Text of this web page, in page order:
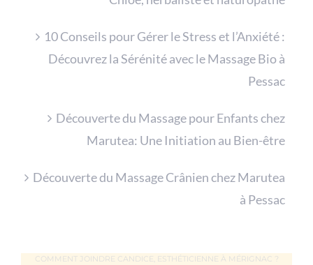
10 Conseils pour Gérer le Stress et l’Anxiété :
Découvrez la Sérénité avec le Massage Bio à
Pessac
Découverte du Massage pour Enfants chez
Marutea: Une Initiation au Bien-être
Découverte du Massage Crânien chez Marutea
à Pessac
COMMENT JOINDRE CANDICE, ESTHÉTICIENNE À MÉRIGNAC ?